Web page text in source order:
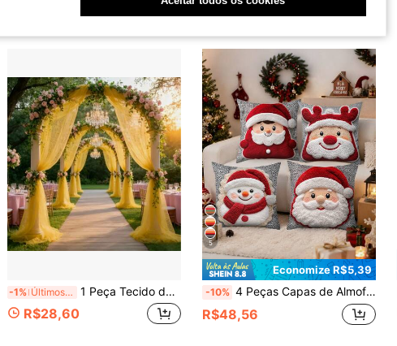
(500+)
Clientes recorrentes
-1% Últimos 3 dias 1 Peça Tecido de Tule Amarelo Romântico de 393 Polegadas, Cortina de Tule de Cor Sólida Longa, Bottom de Festa Multiuso, Adequado para Arco de Casamento, Decoração Doméstica, Bottom de Arco de Casamento, Decoração de Chá de Bebê, Tecido de Arco Roxo, Decoração Doméstica, Festa de Aniversário de Casamento, É Adequado para Vários Festivais (Natal, Halloween, Ação de Graças, Ano Novo, Dia dos Namorados). Possui Cores Sólidas, com Múltiplas Cores Disponíveis
R$28,60
5
Economize R$5,39
-10% 4 Peças Capas de Almofada de Natal, 45*45cm Veludo de Pele de Pêssego, Capas de Almofada Decorativas, Padrões de Papai Noel, Boneco de Neve, Rena, Capas de Almofada, Decoração de Natal, Decoração de Natal, Decoração de Natal, Decoração (Enchimento de Almofada Não Incluído)
R$48,56